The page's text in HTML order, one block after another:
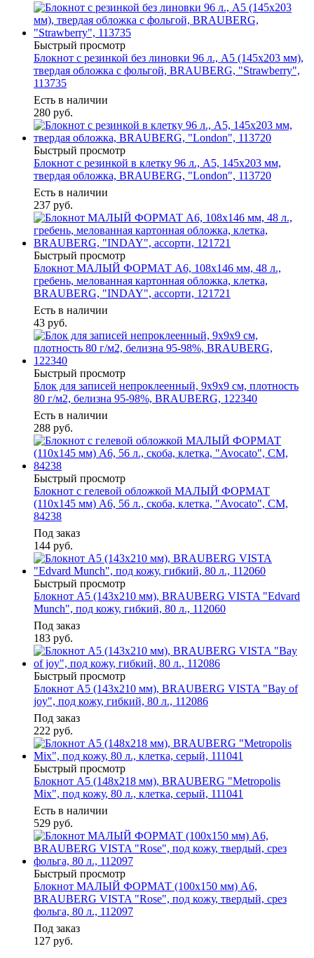
Быстрый просмотр
Блокнот с резинкой без линовки 96 л., А5 (145х203 мм),
твердая обложка с фольгой, BRAUBERG, "Strawberry",
113735
Есть в наличии
280 руб.
Быстрый просмотр
Блокнот с резинкой в клетку 96 л., А5, 145х203 мм,
твердая обложка, BRAUBERG, "London", 113720
Есть в наличии
237 руб.
Быстрый просмотр
Блокнот МАЛЫЙ ФОРМАТ А6, 108х146 мм, 48 л.,
гребень, мелованная картонная обложка, клетка,
BRAUBERG, "INDAY", ассорти, 121721
Есть в наличии
43 руб.
Быстрый просмотр
Блок для записей непроклеенный, 9х9х9 см, плотность
80 г/м2, белизна 95-98%, BRAUBERG, 122340
Есть в наличии
288 руб.
Быстрый просмотр
Блокнот с гелевой обложкой МАЛЫЙ ФОРМАТ
(110х145 мм) А6, 56 л., скоба, клетка, "Avocato", CM,
84238
Под заказ
144 руб.
Быстрый просмотр
Блокнот А5 (143x210 мм), BRAUBERG VISTA "Edvard
Munch", под кожу, гибкий, 80 л., 112060
Под заказ
183 руб.
Быстрый просмотр
Блокнот А5 (143x210 мм), BRAUBERG VISTA "Bay of
joy", под кожу, гибкий, 80 л., 112086
Под заказ
222 руб.
Быстрый просмотр
Блокнот А5 (148x218 мм), BRAUBERG "Metropolis
Mix", под кожу, 80 л., клетка, серый, 111041
Есть в наличии
529 руб.
Быстрый просмотр
Блокнот МАЛЫЙ ФОРМАТ (100х150 мм) А6,
BRAUBERG VISTA "Rose", под кожу, твердый, срез
фольга, 80 л., 112097
Под заказ
127 руб.